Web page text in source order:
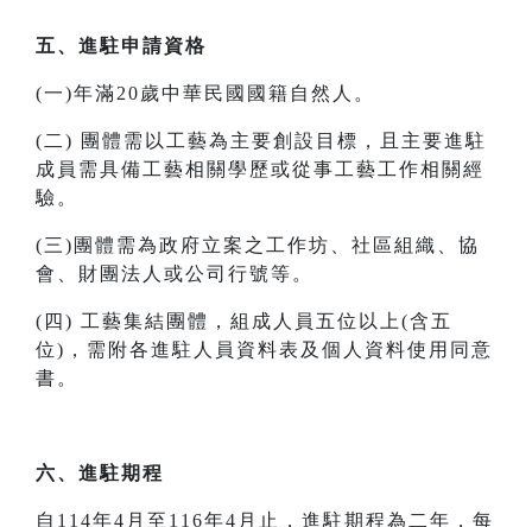
五、進駐申請資格
(一)年滿20歲中華民國國籍自然人。
(二) 團體需以工藝為主要創設目標，且主要進駐
成員需具備工藝相關學歷或從事工藝工作相關經
驗。
(三)團體需為政府立案之工作坊、社區組織、協
會、財團法人或公司行號等。
(四) 工藝集結團體，組成人員五位以上(含五
位)，需附各進駐人員資料表及個人資料使用同意
書。
六、進駐期程
自114年4月至116年4月止，進駐期程為二年，每